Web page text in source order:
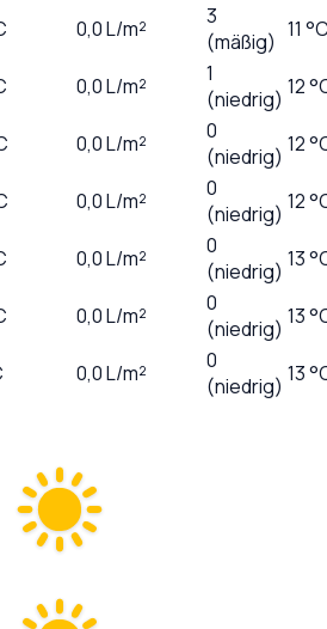
0,0L/m²
3
(mäßig) 11
0,0L/m²
1
(niedrig) 12
0,0L/m²
0
(niedrig) 12
0,0L/m²
0
(niedrig) 12
0,0L/m²
0
(niedrig) 13
0,0L/m²
0
(niedrig) 13
0,0L/m²
0
(niedrig) 13